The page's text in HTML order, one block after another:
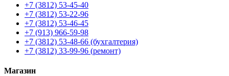
+7 (3812) 53-45-40
+7 (3812) 53-22-96
+7 (3812) 53-46-45
+7 (913) 966-59-98
+7 (3812) 53-48-66 (бухгалтерия)
+7 (3812) 33-99-96 (ремонт)
Магазин